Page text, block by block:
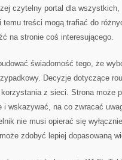
czytelny portal dla
treści mogą trafiać do
na stronie coś interesującego.
świadomość tego, że
Decyzje dotyczące
z sieci. Strona może
i wskazywać, na co zwracać
nie musi opierać się
zdobyć lepiej dopasowaną